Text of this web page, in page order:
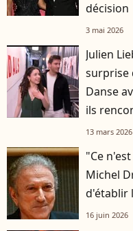
décision
3 mai 2026
Julien
surprise
Danse
ils
13 mars 2026
"Ce
Michel
d'établir
16 juin 2026